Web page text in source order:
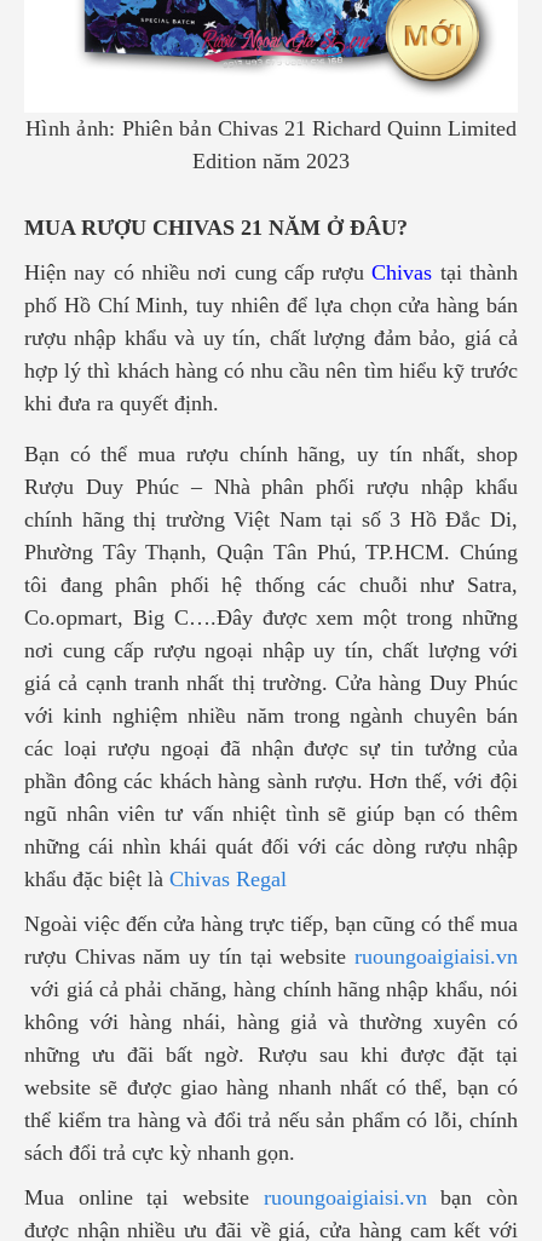
Hình ảnh: Phiên bản Chivas 21 Richard Quinn Limited
Edition năm 2023
MUA RƯỢU CHIVAS 21 NĂM Ở ĐÂU?
Hiện nay có nhiều nơi cung cấp rượuChivas tại thành
phố Hồ Chí Minh, tuy nhiên để lựa chọn cửa hàng bán
rượu nhập khẩu và uy tín, chất lượng đảm bảo, giá cả
hợp lý thì khách hàng có nhu cầu nên tìm hiểu kỹ trước
khi đưa ra quyết định.
Bạn có thể mua rượu chính hãng, uy tín nhất, shop
Rượu Duy Phúc – Nhà phân phối rượu nhập khẩu
chính hãng thị trường Việt Nam tại số 3 Hồ Đắc Di,
Phường Tây Thạnh, Quận Tân Phú, TP.HCM. Chúng
tôi đang phân phối hệ thống các chuỗi như Satra,
Co.opmart, Big C….Đây được xem một trong những
nơi cung cấp rượu ngoại nhập uy tín, chất lượng với
giá cả cạnh tranh nhất thị trường. Cửa hàng Duy Phúc
với kinh nghiệm nhiều năm trong ngành chuyên bán
các loại rượu ngoại đã nhận được sự tin tưởng của
phần đông các khách hàng sành rượu. Hơn thế, với đội
ngũ nhân viên tư vấn nhiệt tình sẽ giúp bạn có thêm
những cái nhìn khái quát đối với các dòng rượu nhập
khẩu đặc biệt là Chivas Regal
Ngoài việc đến cửa hàng trực tiếp, bạn cũng có thể mua
rượu Chivas năm uy tín tại website ruoungoaigiaisi.vn
với giá cả phải chăng, hàng chính hãng nhập khẩu, nói
không với hàng nhái, hàng giả và thường xuyên có
những ưu đãi bất ngờ. Rượu sau khi được đặt tại
website sẽ được giao hàng nhanh nhất có thể, bạn có
thể kiểm tra hàng và đổi trả nếu sản phẩm có lỗi, chính
sách đổi trả cực kỳ nhanh gọn.
Mua online tại website ruoungoaigiaisi.vn
bạn còn
được nhận nhiều ưu đãi về giá, cửa hàng cam kết với